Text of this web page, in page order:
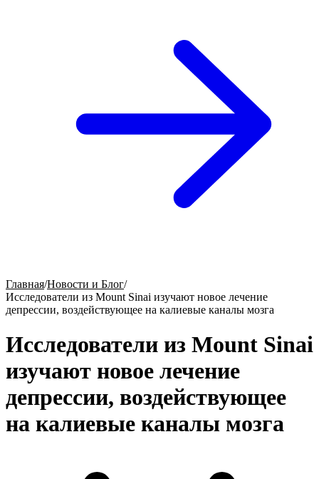
Главная/Новости и Блог/
Исследователи из Mount Sinai изучают новое лечение
депрессии, воздействующее на калиевые каналы мозга
Исследователи из Mount Sinai
изучают новое лечение
депрессии, воздействующее
на калиевые каналы мозга